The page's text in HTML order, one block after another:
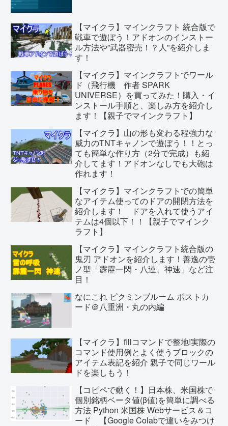
【マイクラ】マインクラフト 統合版で
戦車で遊ぼう！アドオンのインストー
ル方法や”武器密売！？人”を紹介しま
す！
【マイクラ】マインクラフトでワール
ド（飛行機 作者 SPARK
UNIVERSE）を買ってみた！購入・イ
ンストール手順と、楽しみ方を紹介し
ます！【親子でマインクラフト】
【マイクラ】山の形も変わる程強力な
威力のTNTキャノンで遊ぼう！！とっ
ても簡単な作り方（2分で完成）も紹
介してます！アドオンなしでも大砲は
作れます！
【マイクラ】マインクラフトでの簡単
なアイテム使ってのドアの開閉方法を
紹介します！ ドアを入れて使うアイ
テムは4個以下！！【親子でマインク
ラフト】
【マイクラ】マインクラフト統合版の
鬼刃 アドオンを紹介します！善逸の壱
ノ型「霹靂一閃・八連、神速」など注
目！
なにこれ ピクミンブルーム ポストカ
ード＠八重洲・丸の内編
【マイクラ】fillコマンドで整地!実際の
コマンド使用例とよく使うブロックの
アイテム表記を紹介 親子で同じワール
ドを楽しもう！
【コピペで動く！】日本株、米国株で
個別銘柄ベータ値(β値)を簡単に調べる
方法 Python 米国株 Webサービス＆コ
ード 【Google Colabで違いをみつけ